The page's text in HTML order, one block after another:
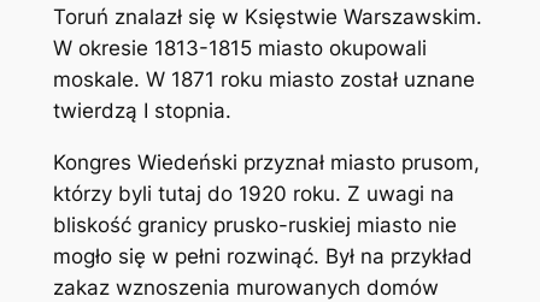
Toruń znalazł się w Księstwie Warszawskim.
W okresie 1813-1815 miasto okupowali
moskale. W 1871 roku miasto został uznane
twierdzą I stopnia.
Kongres Wiedeński przyznał miasto prusom,
którzy byli tutaj do 1920 roku. Z uwagi na
bliskość granicy prusko-ruskiej miasto nie
mogło się w pełni rozwinąć. Był na przykład
zakaz wznoszenia murowanych domów